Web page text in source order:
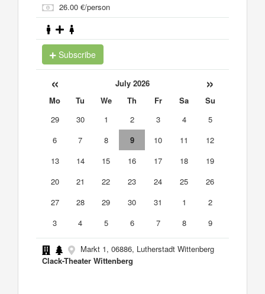
26.00 €/person
Subscribe
« July 2026 »
Mo Tu We Th Fr Sa
Su
29
30 1 2 3 4
5
6
7 8 9 10 11
12
13
14 15 16 17 18
19
20
21 22 23 24 25
26
27
28 29 30 31 1
2
3
4 5 6 7 8 9
Markt 1, 06886, Lutherstadt Wittenberg
Clack-Theater Wittenberg